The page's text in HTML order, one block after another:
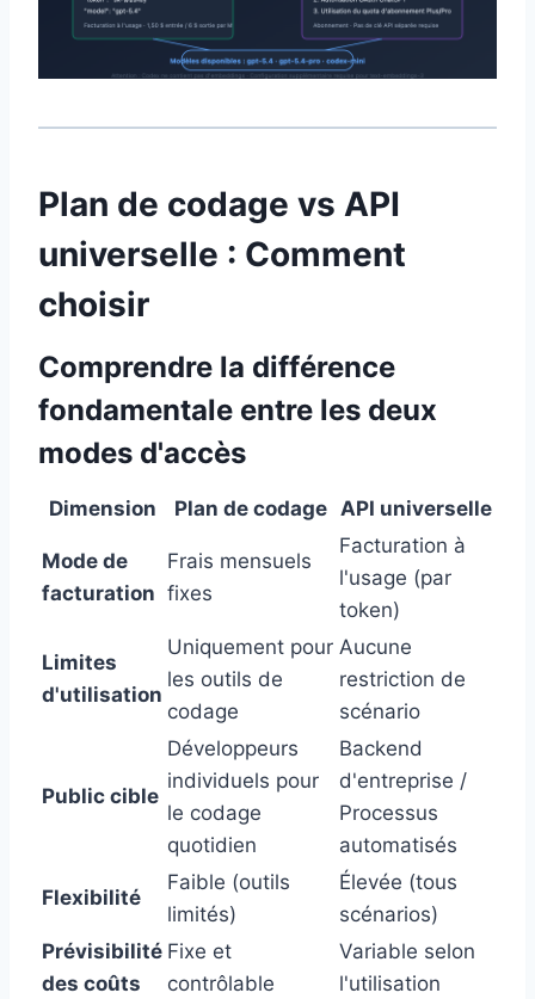
Plan de codage vs API
universelle : Comment
choisir
Comprendre la différence
fondamentale entre les deux
modes d'accès
Dimension Plan de codage API universelle
Mode de
facturation
Frais mensuels
fixes
Facturation à
l'usage (par
token)
Limites
d'utilisation
Uniquement pour
les outils de
codage
Aucune
restriction de
scénario
Public cible
Développeurs
individuels pour
le codage
quotidien
Backend
d'entreprise /
Processus
automatisés
Flexibilité
Faible (outils
limités)
Élevée (tous
scénarios)
Prévisibilité
des coûts
Fixe et
contrôlable
Variable selon
l'utilisation